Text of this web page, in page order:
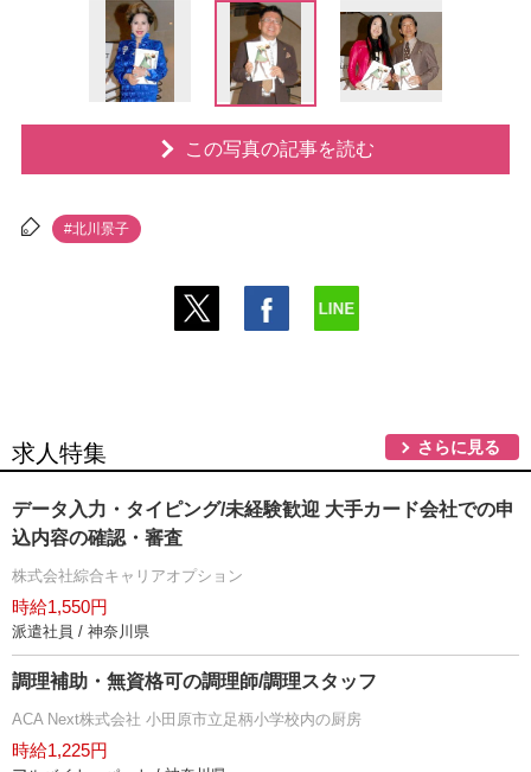
この写真の記事を読む
#北川景子
求人特集 さらに見る
データ入力・タイピング/未経験歓迎 大手カード会社での申
込内容の確認・審査
株式会社綜合キャリアオプション
時給1,550円
派遣社員 / 神奈川県
調理補助・無資格可の調理師/調理スタッフ
ACA Next株式会社 小田原市立足柄小学校内の厨房
時給1,225円